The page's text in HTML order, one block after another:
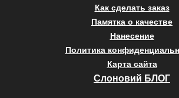
Как сделать заказ
Памятка о качестве
Нанесение
Политика
Карта сайта
Слоновий БЛОГ